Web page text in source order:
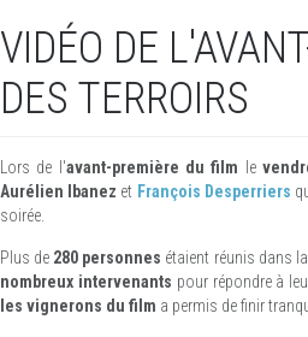
VIDÉO DE
DES TERROIRS
Lors de l'avant-première du film le
Aurélien Ibanez et François Desperriers
soirée.
Plus de 280 personnes étaient réunis dans
nombreux intervenants pour répondre à
les vignerons du film a permis de finir